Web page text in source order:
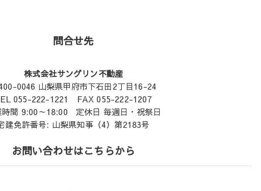
問合せ先
株式会社サングリン不動産
0046 山梨県甲府市下石田2丁目16-24
055-222-1221 FAX 055-222-1207
時間 9:00～18:00 定休日 毎週日・祝祭日
建免許番号: 山梨県知事（4）第2183号
お問い合わせはこちらから